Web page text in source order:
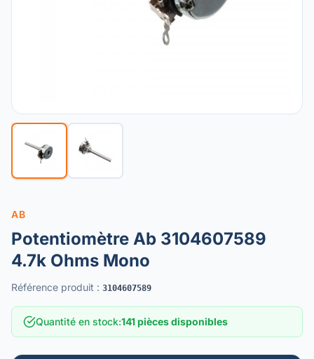
AB
Potentiomètre Ab 3104607589
4.7k Ohms Mono
Référence produit : 3104607589
Quantité en stock:141 pièces disponibles